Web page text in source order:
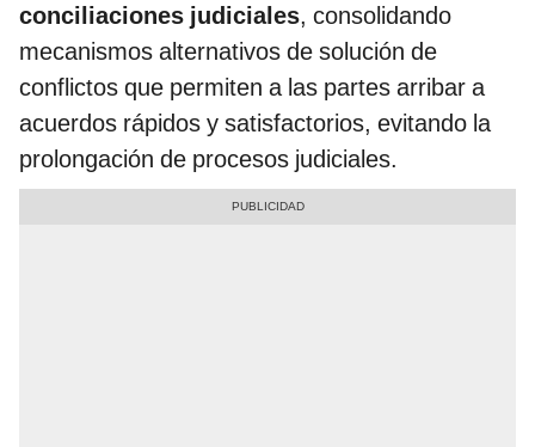
conciliaciones judiciales, consolidando
mecanismos alternativos de solución de
conflictos que permiten a las partes arribar a
acuerdos rápidos y satisfactorios, evitando la
prolongación de procesos judiciales.